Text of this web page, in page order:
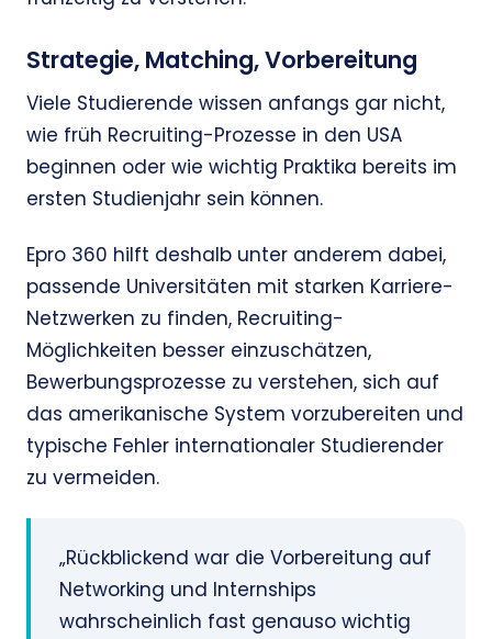
Strategie, Matching, Vorbereitung
Viele Studierende wissen anfangs gar nicht,
wie früh Recruiting-Prozesse in den USA
beginnen oder wie wichtig Praktika bereits im
ersten Studienjahr sein können.
Epro 360 hilft deshalb unter anderem dabei,
passende Universitäten mit starken Karriere-
Netzwerken zu finden, Recruiting-
Möglichkeiten besser einzuschätzen,
Bewerbungsprozesse zu verstehen, sich auf
das amerikanische System vorzubereiten und
typische Fehler internationaler Studierender
zu vermeiden.
„Rückblickend war die Vorbereitung auf
Networking und Internships
wahrscheinlich fast genauso wichtig